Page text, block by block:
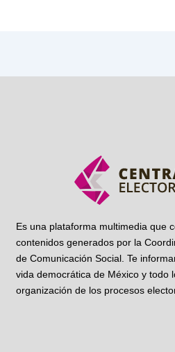
Es una plataforma multimedia que
contenidos generados por la
de Comunicación Social. Te
vida democrática de México y todo
organización de los procesos